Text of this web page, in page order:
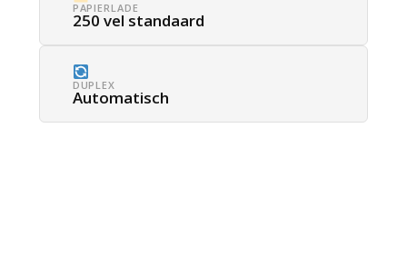
PAPIERLADE
250 vel standaard
DUPLEX
Automatisch